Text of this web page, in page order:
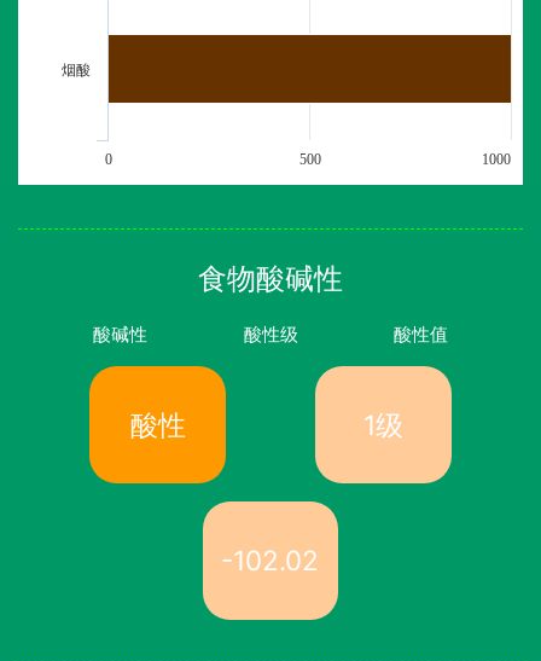
烟酸
0 500 1000
食物酸碱性
酸碱性 酸性级 酸性值
酸性 1级
-102.02